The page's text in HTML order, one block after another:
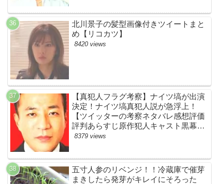
北川景子の髪型画像付きツイートまと
め【リコカツ】
8420 views
【真犯人フラグ考察】ナイツ塙が出演
決定！ナイツ塙真犯人説が急浮上！
【ツイッターの考察ネタバレ感想評価
評判あらすじ原作犯人キャスト黒幕伏
線まとめ】
8379 views
五寸人参のリベンジ！！冷蔵庫で催芽
まきしたら発芽がキレイにそろった